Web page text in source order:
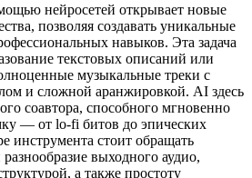
нейросетей открывает новые
позволяя создавать уникальные
навыков. Эта задача
текстовых описаний или
музыкальные треки с
и сложной аранжировкой. AI здесь
соавтора, способного мгновенно
— от lo-fi битов до эпических
инструмента стоит обращать
выходного аудио,
а также простоту